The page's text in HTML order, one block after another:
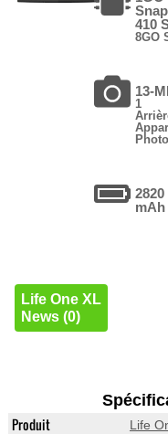
410
8GO
13-
1
Photo
2820
mAh
Life One XL
News (0)
Produit Life